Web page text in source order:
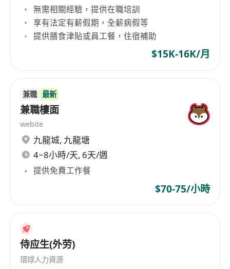
無需相關經驗，提供在職培訓
享有法定有薪假期，全薪病假等
提供膳食津貼或員工餐，住宿補助
$15K-16K/月
兼職 最新
兼職樓面
webite
九龍城, 九龍塘
4~8小時/天, 6天/週
提供免費工作餐
$70-75/小時
侍应生(外劳)
環球人力資源